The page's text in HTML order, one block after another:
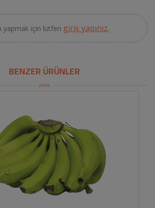
yapmak için lütfen giriş yapınız.
BENZER ÜRÜNLER